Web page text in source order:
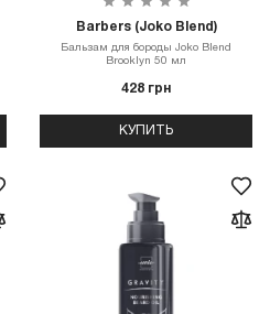
Barbers (Joko Blend)
Бальзам для бороды Joko Blend
Brooklyn 50 мл
428 грн
КУПИТЬ